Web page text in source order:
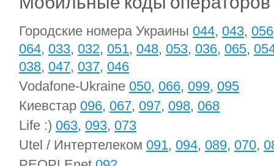
Городские номера Украины 044, 043, 056
064, 033, 032, 051, 048, 053, 036, 065,
038, 047, 037, 046
Vodafone-Ukraine 050, 066, 099, 095
Киевстар 096, 067, 097, 098, 068
Life :) 063, 093, 073
Utel / Интертелеком 091, 094, 089, 070,